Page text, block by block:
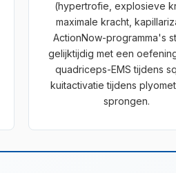
(hypertrofie, explosieve
maximale kracht,
ActionNow-programma's
gelijktijdig met een
quadriceps-EMS tijdens
kuitactivatie tijdens
sprongen.